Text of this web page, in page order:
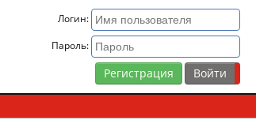
Логин:
Пароль:
Регистрация